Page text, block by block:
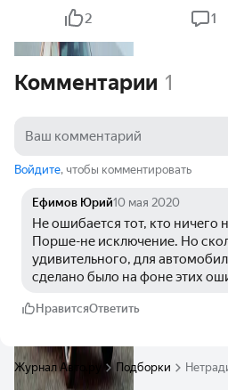
2 1
Комментарии 1
Войдите, чтобы комментировать
Ефимов Юрий10 мая 2020
Не ошибается тот, кто ничего
Порше-не исключение. Но
удивительного, для
сделано было на фоне этих
НравитсяОтветить
Журнал Авто.ру Подборки